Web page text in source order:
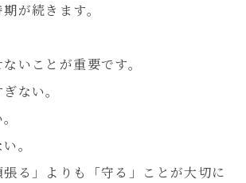
が続きます。
いことが重要です。
ない。
。
る」よりも「守る」ことが大切に